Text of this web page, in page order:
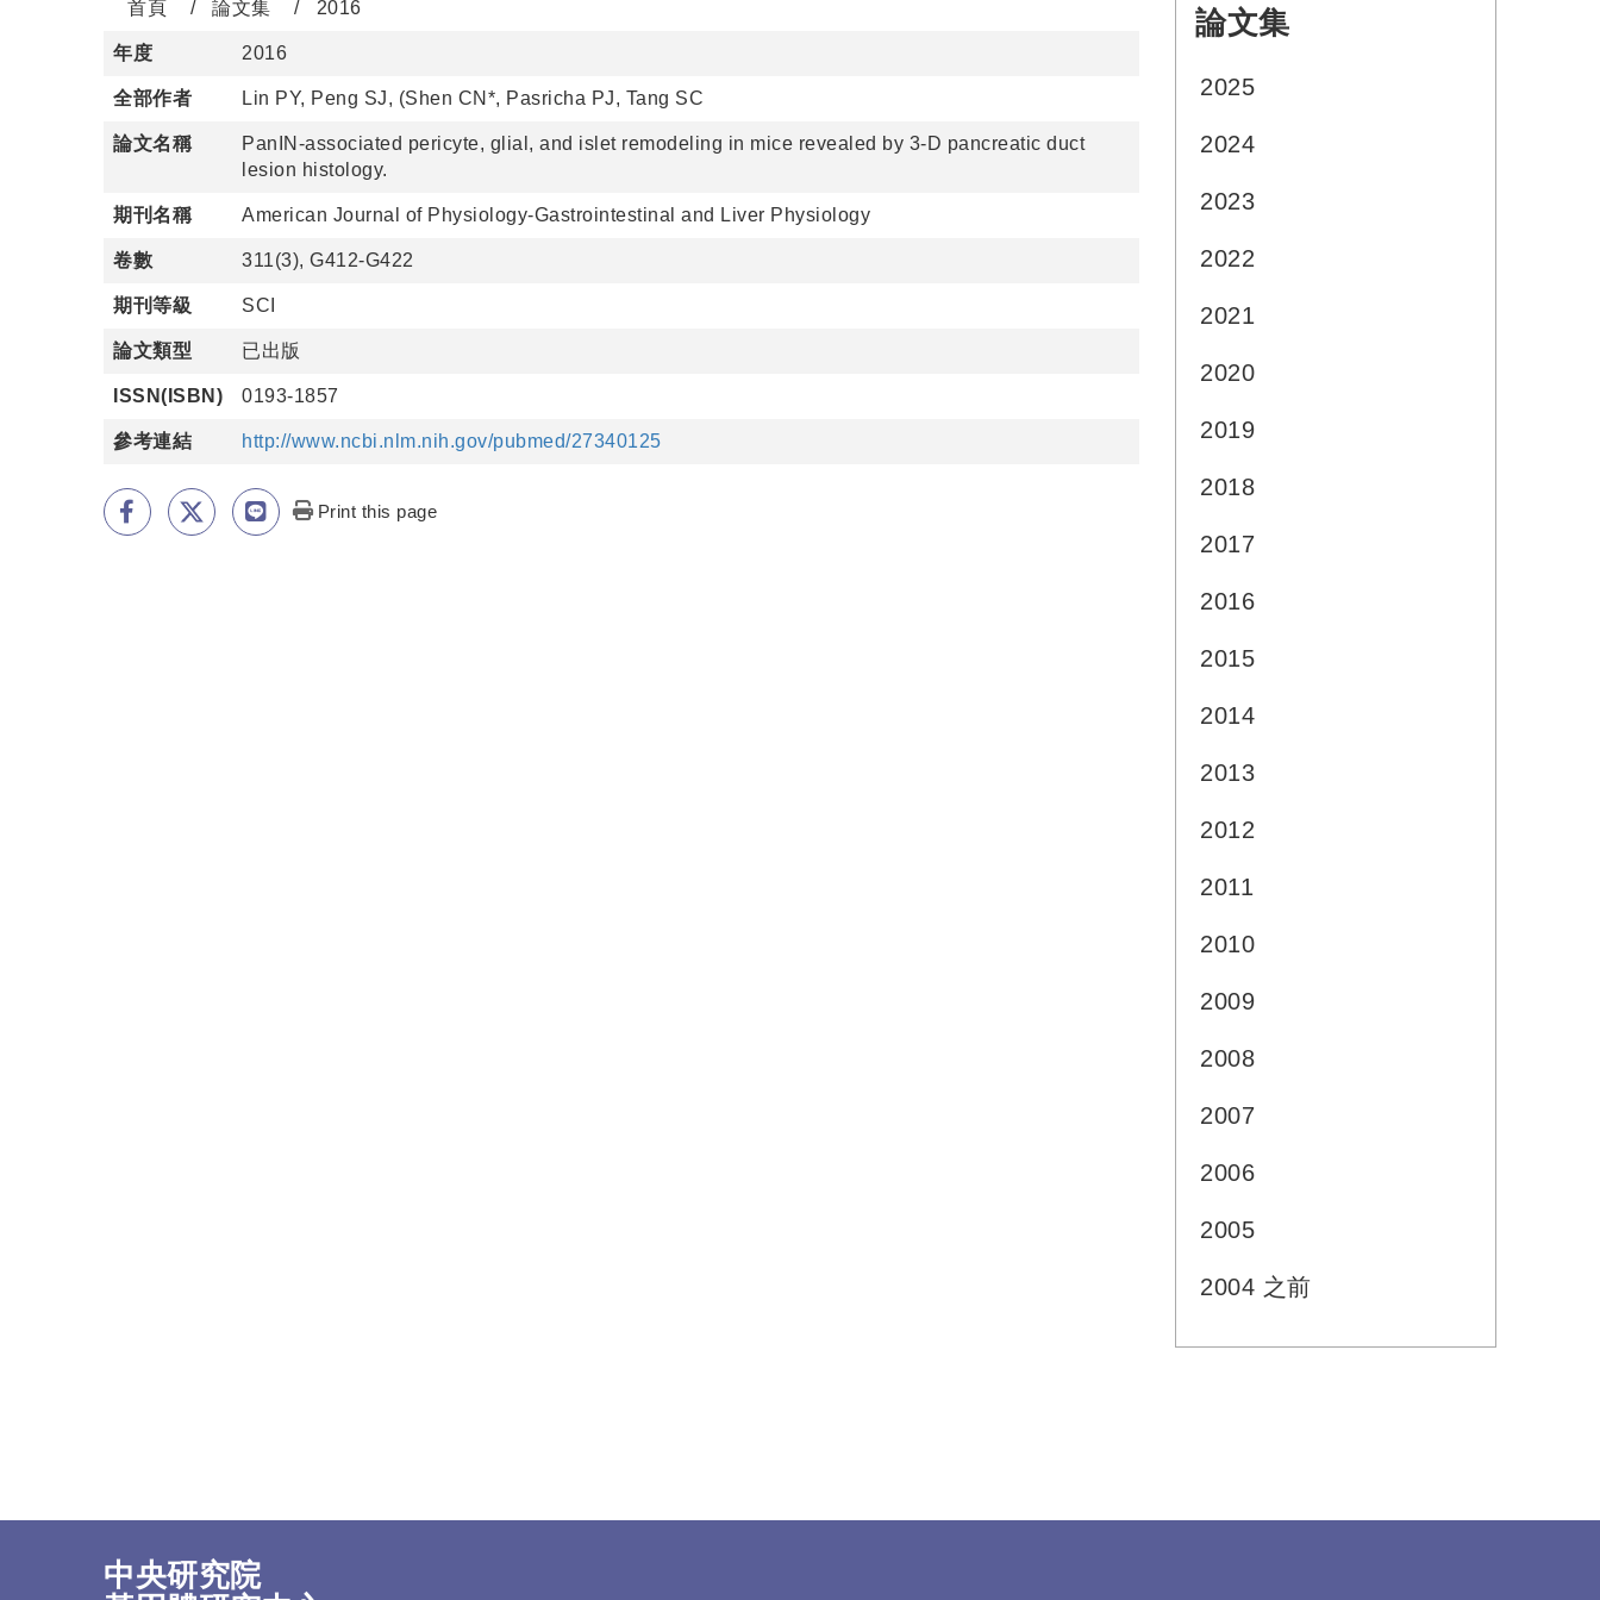
首頁 論文集 2016
年度 2016
全部作者 Lin PY, Peng SJ, (Shen CN*, Pasricha PJ, Tang SC
論文名稱
PanIN-associated pericyte, glial, and islet remodeling in mice revealed by 3-D pancreatic duct
lesion histology.
期刊名稱 American Journal of Physiology-Gastrointestinal and Liver Physiology
卷數 311(3), G412-G422
期刊等級 SCI
論文類型 已出版
ISSN(ISBN) 0193-1857
參考連結 http://www.ncbi.nlm.nih.gov/pubmed/27340125
Print this page
論文集
2025
2024
2023
2022
2021
2020
2019
2018
2017
2016
2015
2014
2013
2012
2011
2010
2009
2008
2007
2006
2005
2004 之前
中央研究院